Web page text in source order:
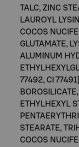
TALC, ZINC
LAUROYL
COCOS
GLUTAMATE,
ALUMINUM
77492, CI
ETHYLHEXYL
STEARATE,
COCOS